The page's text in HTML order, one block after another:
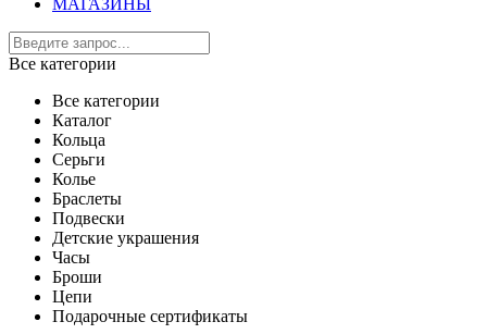
МАГАЗИНЫ
Все категории
Все категории
Каталог
Кольца
Серьги
Колье
Браслеты
Подвески
Детские украшения
Часы
Броши
Цепи
Подарочные сертификаты